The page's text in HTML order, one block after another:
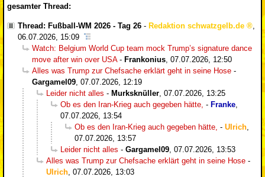
gesamter Thread:
Thread: Fußball-WM 2026 - Tag 26 - Redaktion schwatzgelb.de
06.07.2026, 15:09
Watch: Belgium World Cup team mock Trump’s signature dance
move after win over USA- Frankonius 07.07.2026, 12:50
Alles was Trump zur Chefsache erklärt geht in seine Hose -
Gargamel09 07.07.2026, 12:19
Leider nicht alles - Murksknüller 07.07.2026, 13:25
Ob es den Iran-Krieg auch gegeben hätte, - Franke
07.07.2026, 13:54
Ob es den Iran-Krieg auch gegeben hätte, - Ulrich
07.07.2026, 13:57
Leider nicht alles - Gargamel09 07.07.2026, 13:53
Alles was Trump zur Chefsache erklärt geht in seine Hose -
Ulrich 07.07.2026, 13:03